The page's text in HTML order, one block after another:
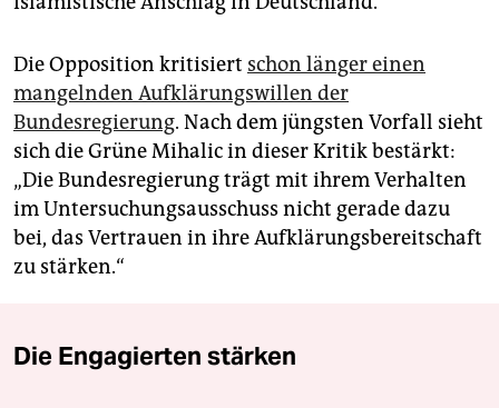
Die Opposition kritisiert schon länger einen
mangelnden Aufklärungswillen der
Bundesregierung. Nach dem jüngsten Vorfall sieht
sich die Grüne Mihalic in dieser Kritik bestärkt:
„Die Bundesregierung trägt mit ihrem Verhalten
im Untersuchungsausschuss nicht gerade dazu
bei, das Vertrauen in ihre Aufklärungsbereitschaft
zu stärken.“
Die Engagierten stärken